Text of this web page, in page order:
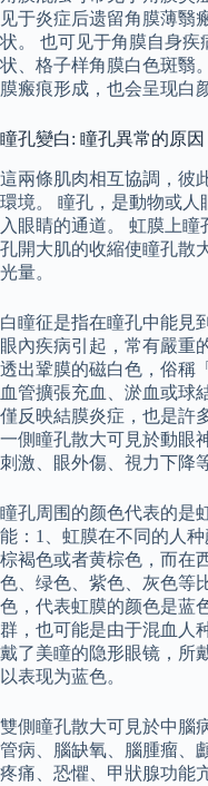
见于炎症后遗留角膜薄翳
状。 也可见于角膜自身疾
状、格子样角膜白色斑翳
膜瘢痕形成，也会呈现白
瞳孔變白: 瞳孔異常的原因
這兩條肌肉相互協調，彼
環境。 瞳孔，是動物或人
入眼睛的通道。 虹膜上
孔開大肌的收縮使瞳孔散
光量。
白瞳征是指在瞳孔中能見
眼內疾病引起，常有嚴重
透出鞏膜的磁白色，俗稱
血管擴張充血、淤血或球
僅反映結膜炎症，也是許
一側瞳孔散大可見於動眼
刺激、眼外傷、視力下降等
瞳孔周围的颜色代表的是
能：1、虹膜在不同的人
棕褐色或者黄棕色，而在
色、绿色、紫色、灰色等
色，代表虹膜的颜色是蓝
群，也可能是由于混血人
戴了美瞳的隐形眼镜，所
以表现为蓝色。
雙側瞳孔散大可見於中腦
管病、腦缺氧、腦腫瘤、
疼痛、恐懼、甲狀腺功能